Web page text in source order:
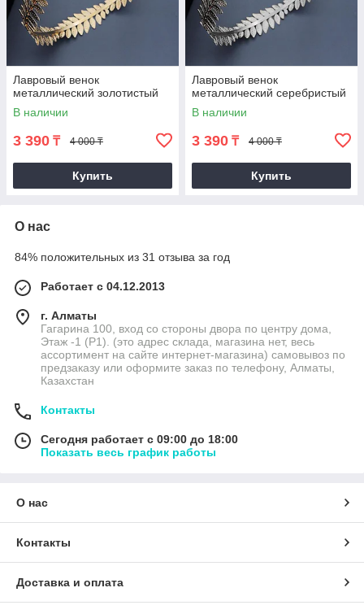
Лавровый венок
металлический золотистый
В наличии
3 390 ₸ 4 000 ₸
Купить
Лавровый венок
металлический серебристый
В наличии
3 390 ₸ 4 000 ₸
Купить
О нас
84% положительных из 31 отзыва за год
Работает с 04.12.2013
г. Алматы
Гагарина 100, вход со стороны двора по центру дома,
Этаж -1 (P1). (это адрес склада, магазина нет, весь
ассортимент на сайте интернет-магазина) самовывоз по
предзаказу или оформите заказ по телефону, Алматы,
Казахстан
Контакты
Сегодня работает с 09:00 до 18:00
Показать весь график работы
О нас
Контакты
Доставка и оплата